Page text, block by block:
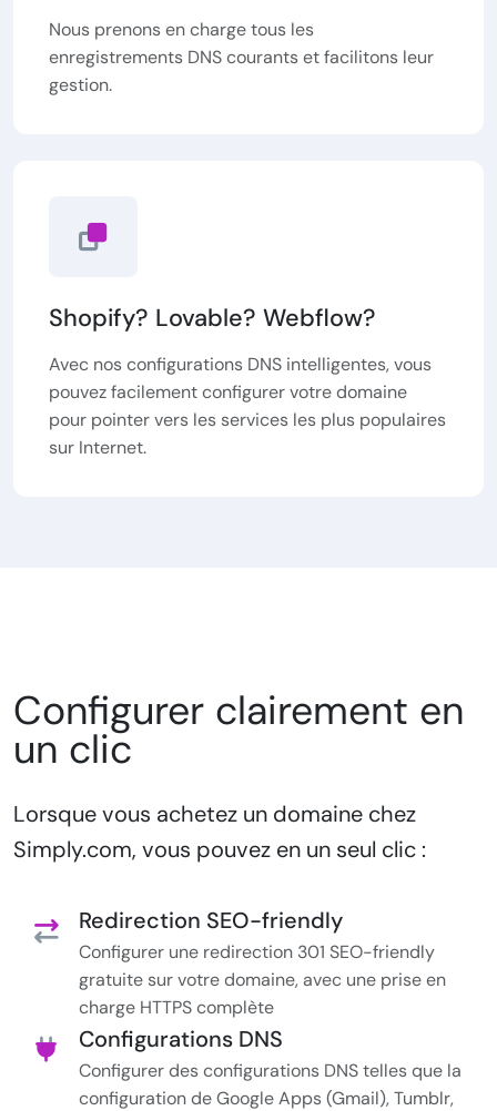
Nous prenons en charge tous les
enregistrements DNS courants et facilitons leur
gestion.
Shopify? Lovable? Webflow?
Avec nos configurations DNS intelligentes, vous
pouvez facilement configurer votre domaine
pour pointer vers les services les plus populaires
sur Internet.
Configurer clairement en
un clic
Lorsque vous achetez un domaine chez
Simply.com, vous pouvez en un seul clic :
Redirection SEO-friendly
Configurer une redirection 301 SEO-friendly
gratuite sur votre domaine, avec une prise en
charge HTTPS complète
Configurations DNS
Configurer des configurations DNS telles que la
configuration de Google Apps (Gmail), Tumblr,